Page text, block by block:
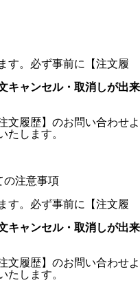
す。必ず事前に【注文履
キャンセル・取消しが出来
文履歴】のお問い合わせよ
たします。
の注意事項
す。必ず事前に【注文履
キャンセル・取消しが出来
文履歴】のお問い合わせよ
たします。